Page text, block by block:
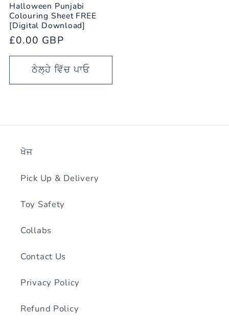
Halloween Punjabi
Colouring Sheet FREE
[Digital Download]
ਨਿਯਮਤ
ਕੀਮਤ
£0.00 GBP
ਠੇਲ੍ਹੇ ਵਿੱਚ ਪਾਓ
ਖੋਜ
Pick Up & Delivery
Toy Safety
Collabs
Contact Us
Privacy Policy
Refund Policy